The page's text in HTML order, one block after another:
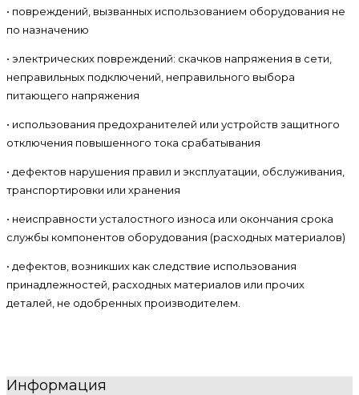
• повреждений, вызванных использованием оборудования не
по назначению
• электрических повреждений: скачков напряжения в сети,
неправильных подключений, неправильного выбора
питающего напряжения
• использования предохранителей или устройств защитного
отключения повышенного тока срабатывания
• дефектов нарушения правил и эксплуатации, обслуживания,
транспортировки или хранения
• неисправности усталостного износа или окончания срока
службы компонентов оборудования (расходных материалов)
• дефектов, возникших как следствие использования
принадлежностей, расходных материалов или прочих
деталей, не одобренных производителем.
Информация